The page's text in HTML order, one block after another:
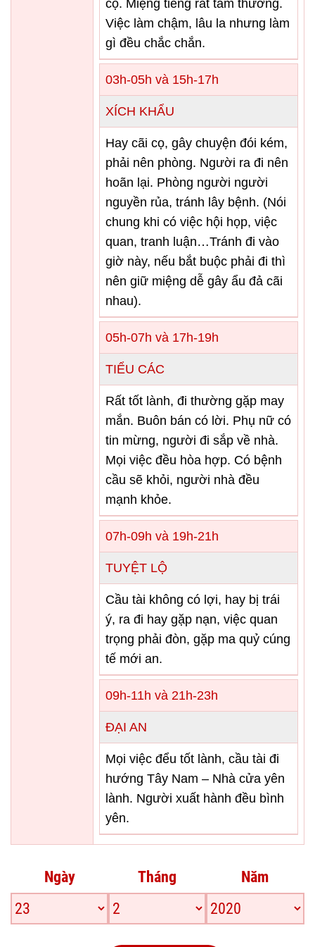
cọ. Miệng tiếng rất tầm thường.
Việc làm chậm, lâu la nhưng làm
gì đều chắc chắn.
03h-05h và 15h-17h
XÍCH KHẨU
Hay cãi cọ, gây chuyện đói kém,
phải nên phòng. Người ra đi nên
hoãn lại. Phòng người người
nguyền rủa, tránh lây bệnh. (Nói
chung khi có việc hội họp, việc
quan, tranh luận…Tránh đi vào
giờ này, nếu bắt buộc phải đi thì
nên giữ miệng dễ gây ẩu đả cãi
nhau).
05h-07h và 17h-19h
TIỂU CÁC
Rất tốt lành, đi thường gặp may
mắn. Buôn bán có lời. Phụ nữ có
tin mừng, người đi sắp về nhà.
Mọi việc đều hòa hợp. Có bệnh
cầu sẽ khỏi, người nhà đều
mạnh khỏe.
07h-09h và 19h-21h
TUYỆT LỘ
Cầu tài không có lợi, hay bị trái
ý, ra đi hay gặp nạn, việc quan
trọng phải đòn, gặp ma quỷ cúng
tế mới an.
09h-11h và 21h-23h
ĐẠI AN
Mọi việc đểu tốt lành, cầu tài đi
hướng Tây Nam – Nhà cửa yên
lành. Người xuất hành đều bình
yên.
Ngày Tháng Năm